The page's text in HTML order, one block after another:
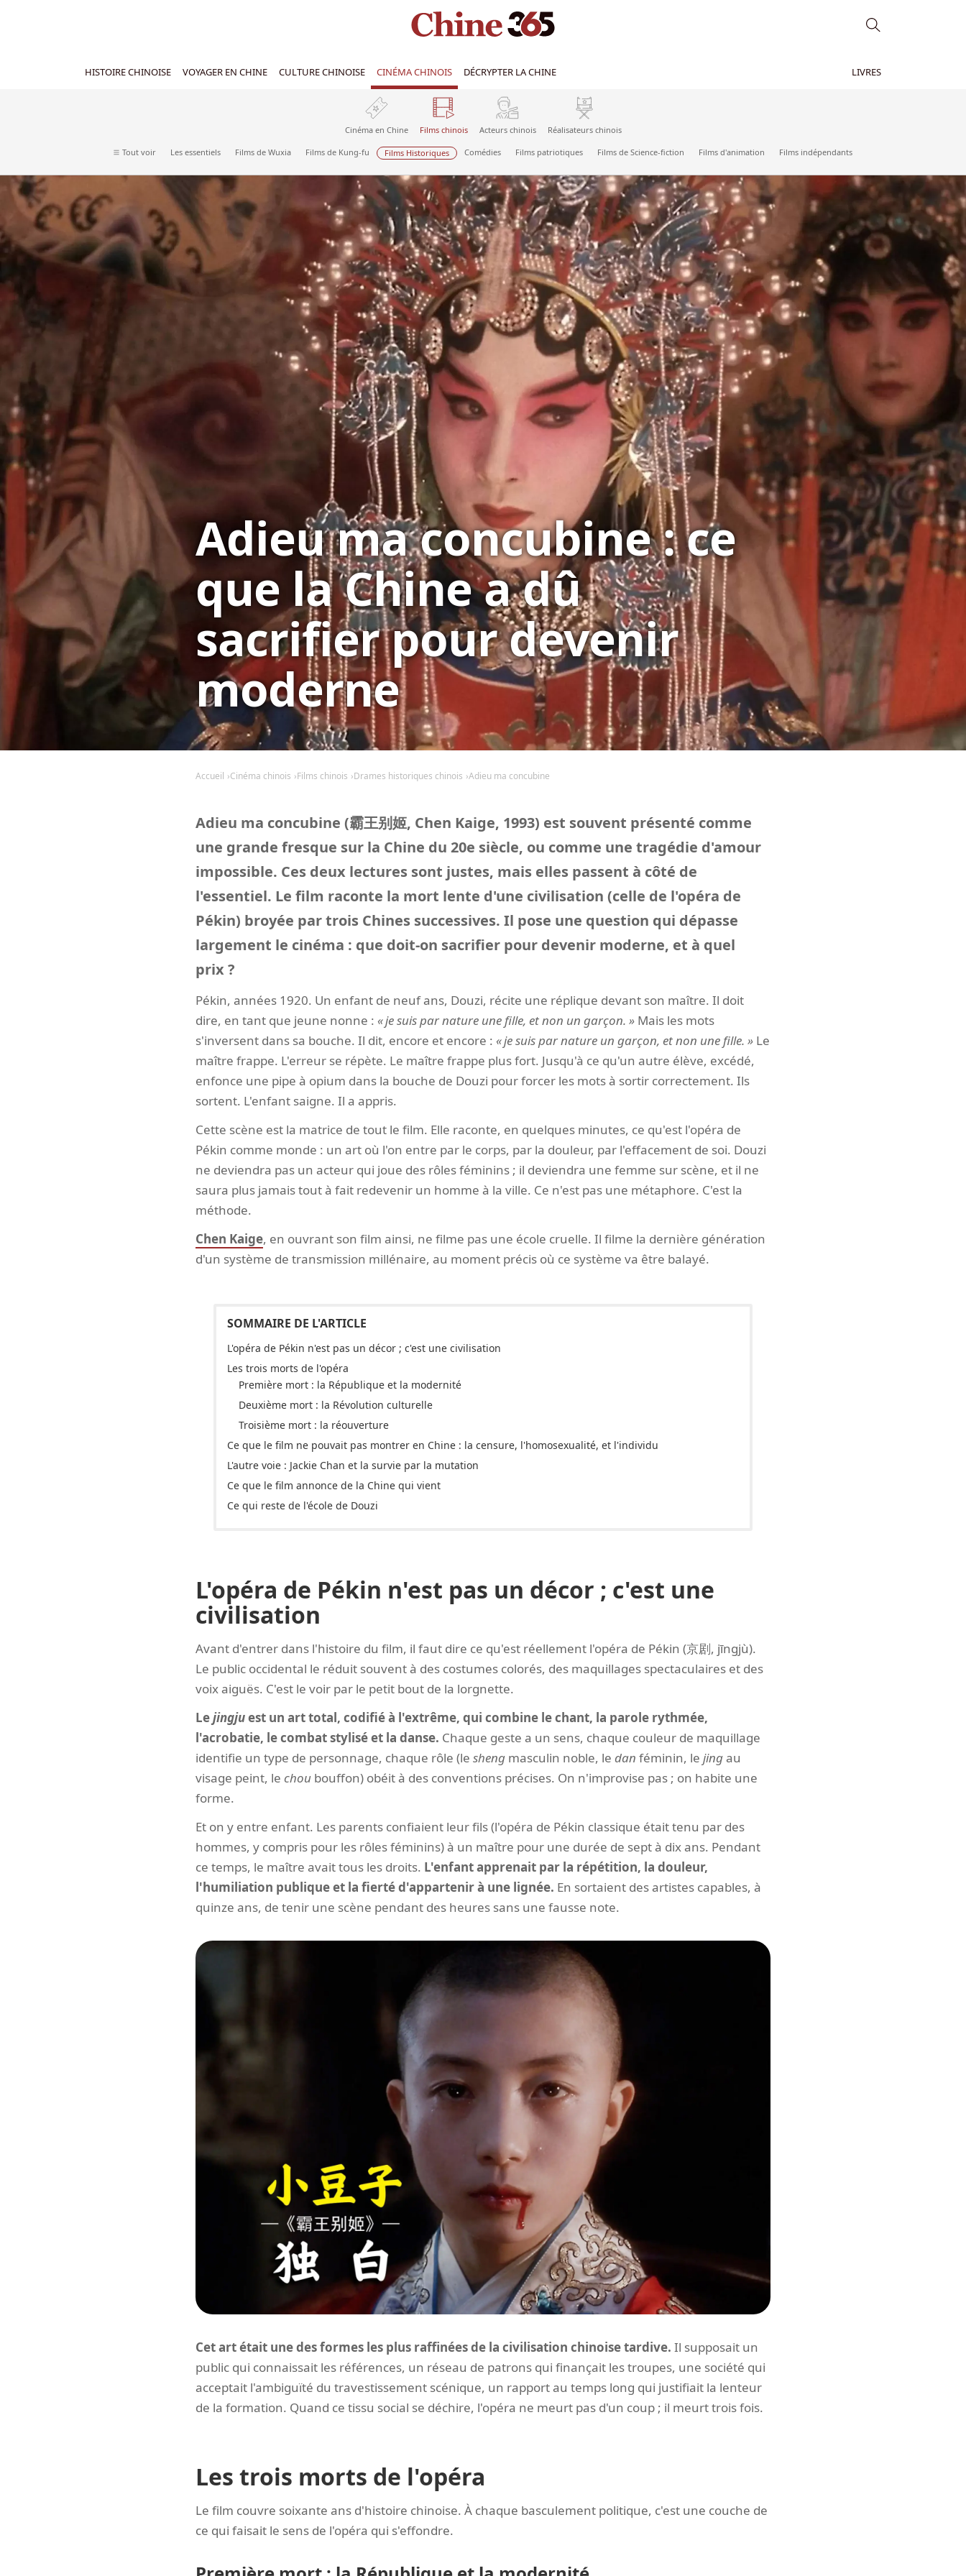
HISTOIRE CHINOISE VOYAGER EN CHINE CULTURE CHINOISE CINÉMA CHINOIS DÉCRYPTER LA CHINE LIVRES
Cinéma en Chine Films chinois Acteurs chinois Réalisateurs chinois
Tout voir Les essentiels Films de Wuxia Films de Kung-fu Films Historiques Comédies Films patriotiques Films de Science-fiction Films d'animation Films indépendants
Adieu ma concubine : ce
que la Chine a dû
sacrifier pour devenir
moderne
Accueil Cinéma chinois Films chinois Drames historiques chinois Adieu ma concubine
Adieu ma concubine (霸王别姬, Chen Kaige, 1993) est souvent présenté comme
une grande fresque sur la Chine du 20e siècle, ou comme une tragédie d'amour
impossible. Ces deux lectures sont justes, mais elles passent à côté de
l'essentiel. Le film raconte la mort lente d'une civilisation (celle de l'opéra de
Pékin) broyée par trois Chines successives. Il pose une question qui dépasse
largement le cinéma : que doit-on sacrifier pour devenir moderne, et à quel
prix ?
Pékin, années 1920. Un enfant de neuf ans, Douzi, récite une réplique devant son maître. Il doit
dire, en tant que jeune nonne :
je suis par nature une fille, et non un garçon. Mais les mots
s'inversent dans sa bouche. Il dit, encore et encore :
je suis par nature un garçon, et non une fille. Le
maître frappe. L'erreur se répète. Le maître frappe plus fort. Jusqu'à ce qu'un autre élève, excédé,
enfonce une pipe à opium dans la bouche de Douzi pour forcer les mots à sortir correctement. Ils
sortent. L'enfant saigne. Il a appris.
Cette scène est la matrice de tout le film. Elle raconte, en quelques minutes, ce qu'est l'opéra de
Pékin comme monde : un art où l'on entre par le corps, par la douleur, par l'effacement de soi. Douzi
ne deviendra pas un acteur qui joue des rôles féminins ; il deviendra une femme sur scène, et il ne
saura plus jamais tout à fait redevenir un homme à la ville. Ce n'est pas une métaphore. C'est la
méthode.
Chen Kaige, en ouvrant son film ainsi, ne filme pas une école cruelle. Il filme la dernière génération
d'un système de transmission millénaire, au moment précis où ce système va être balayé.
L'opéra de Pékin n'est pas un décor ; c'est une civilisation
Les trois morts de l'opéra
Première mort : la République et la modernité
Deuxième mort : la Révolution culturelle
Troisième mort : la réouverture
Ce que le film ne pouvait pas montrer en Chine : la censure, l'homosexualité, et l'individu
L'autre voie : Jackie Chan et la survie par la mutation
Ce que le film annonce de la Chine qui vient
Ce qui reste de l'école de Douzi
L'opéra de Pékin n'est pas un décor ; c'est une
civilisation
Avant d'entrer dans l'histoire du film, il faut dire ce qu'est réellement l'opéra de Pékin (京剧, jīngjù).
Le public occidental le réduit souvent à des costumes colorés, des maquillages spectaculaires et des
voix aiguës. C'est le voir par le petit bout de la lorgnette.
Lejingjuest un art total, codifié à l'extrême, qui combine le chant, la parole rythmée,
l'acrobatie, le combat stylisé et la danse. Chaque geste a un sens, chaque couleur de maquillage
identifie un type de personnage, chaque rôle (le sheng masculin noble, le dan féminin, le jingau
visage peint, le chou bouffon) obéit à des conventions précises. On n'improvise pas ; on habite une
forme.
Et on y entre enfant. Les parents confiaient leur fils (l'opéra de Pékin classique était tenu par des
hommes, y compris pour les rôles féminins) à un maître pour une durée de sept à dix ans. Pendant
ce temps, le maître avait tous les droits. L'enfant apprenait par la répétition, la douleur,
l'humiliation publique et la fierté d'appartenir à une lignée. En sortaient des artistes capables, à
quinze ans, de tenir une scène pendant des heures sans une fausse note.
Cet art était une des formes les plus raffinées de la civilisation chinoise tardive. Il supposait un
public qui connaissait les références, un réseau de patrons qui finançait les troupes, une société qui
acceptait l'ambiguïté du travestissement scénique, un rapport au temps long qui justifiait la lenteur
de la formation. Quand ce tissu social se déchire, l'opéra ne meurt pas d'un coup ; il meurt trois fois.
Les trois morts de l'opéra
Le film couvre soixante ans d'histoire chinoise. À chaque basculement politique, c'est une couche de
ce qui faisait le sens de l'opéra qui s'effondre.